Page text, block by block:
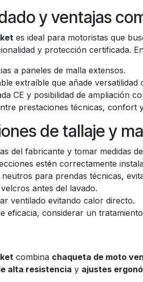
y ventajas
es ideal para motoristas que
y protección certificada.
a paneles de malla extensos.
extraíble que añade versatilidad
CE y posibilidad de ampliación
prestaciones técnicas, confort
de tallaje y
del fabricante y tomar medidas
estén correctamente
para prendas técnicas,
antes del lavado.
ventilado evitando calor directo.
eficacia, considerar un
combina chaqueta de moto
alta resistencia y ajustes